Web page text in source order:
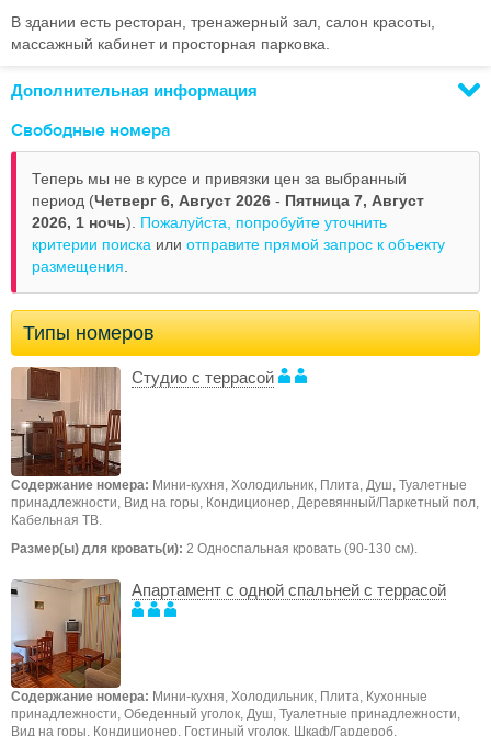
В здании есть ресторан, тренажерный зал, салон красоты,
массажный кабинет и просторная парковка.
Дополнительная информация
Свободные номера
Теперь мы не в курсе и привязки цен за выбранный
период (Четверг 6, Август 2026 - Пятница 7, Август
2026, 1 ночь). Пожалуйста, попробуйте уточнить
критерии поиска или отправите прямой запрос к объекту
размещения.
Типы номеров
Студио с террасой
Содержание номера: Мини-кухня, Холодильник, Плита, Душ, Туалетные
принадлежности, Вид на горы, Кондиционер, Деревянный/Паркетный пол,
Кабельная ТВ.
Размер(ы) для кровать(и): 2 Односпальная кровать (90-130 см).
Апартамент с одной спальней с террасой
Содержание номера: Мини-кухня, Холодильник, Плита, Кухонные
принадлежности, Обеденный уголок, Душ, Туалетные принадлежности,
Вид на горы, Кондиционер, Гостиный уголок, Шкаф/Гардероб,